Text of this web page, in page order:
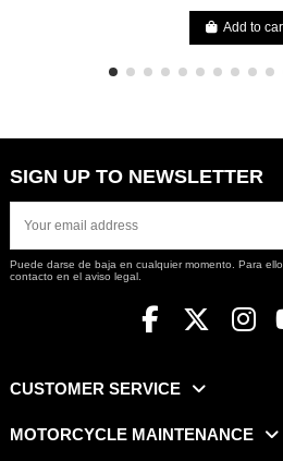
Add to
SIGN UP TO NEWSLETTER
Puede darse de baja en cualquier momento. Para
contacto en el aviso legal.
CUSTOMER SERVICE
MOTORCYCLE MAINTENANCE